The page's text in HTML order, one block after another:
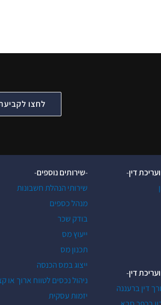
לחצו
דין-
דין-
דין ברעננה
-שירותים נוספים-
שירותי הנהלת חשבונות
מנהל כספים
בודק שכר
ייעוץ מס
תכנון מס
ייצוג במס הכנסה
ניהול נכסים לטווח ארוך או
יזמות עסקית